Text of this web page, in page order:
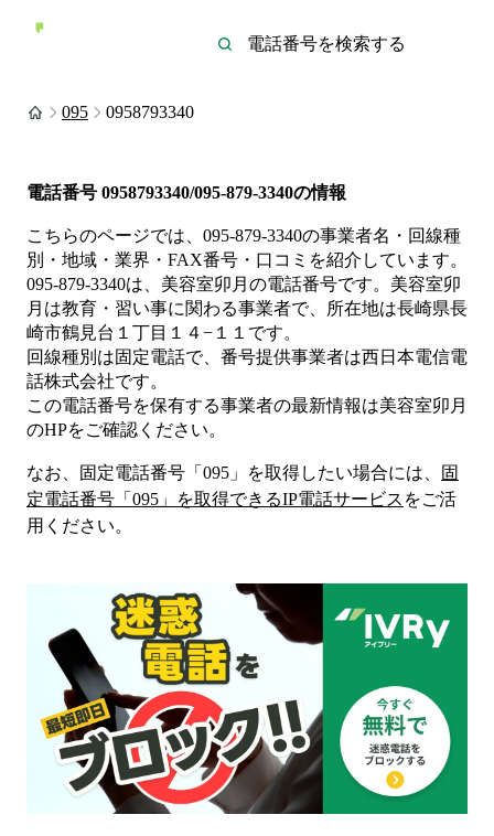
095 0958793340
電話番号 0958793340/095-879-3340の情報
こちらのページでは、 095-879-3340の事業者名・回線種
別・地域・業界・FAX番号・口コミを紹介しています。
095-879-3340は、 美容室卯月 の電話番号です。 美容室卯
月は教育・習い事に関わる事業者で、所在地は長崎県長
崎市鶴見台１丁目１４−１１ です。
回線種別は固定電話で、番号提供事業者は西日本電信電
話株式会社です。
この電話番号を保有する事業者の最新情報は美容室卯月
のHPをご確認ください。
なお、固定電話番号「 095 」を取得したい場合には、
固
定電話番号「 095 」を取得できるIP電話サービス をご活
用ください。